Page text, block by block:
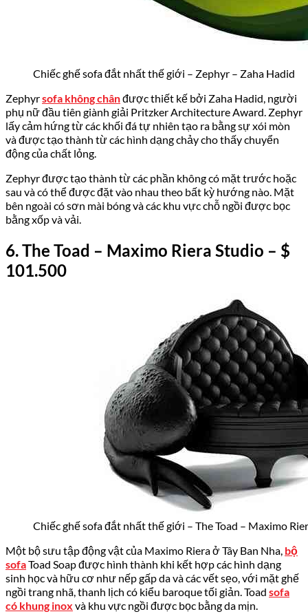
Chiếc ghế sofa đắt nhất thế giới – Zephyr – Zaha Hadid
Zephyrsofa không chânđược thiết kế bởi Zaha Hadid, người
phụ nữ đầu tiên giành giải Pritzker Architecture Award. Zephyr
lấy cảm hứng từ các khối đá tự nhiên tạo ra bằng sự xói mòn
và được tạo thành từ các hình dạng chảy cho thấy chuyển
động của chất lỏng.
Zephyr được tạo thành từ các phần không có mặt trước hoặc
sau và có thể được đặt vào nhau theo bất kỳ hướng nào. Mặt
bên ngoài có sơn mài bóng và các khu vực chỗ ngồi được bọc
bằng xốp và vải.
6. The Toad – Maximo Riera Studio – $
101.500
Chiếc ghế sofa đắt nhất thế giới – The Toad – Maximo
Một bộ sưu tập động vật của Maximo Riera ở Tây Ban Nha, bộ
sofaToad Soap được hình thành khi kết hợp các hình dạng
sinh học và hữu cơ như nếp gấp da và các vết sẹo, với mặt ghế
ngồi trang nhã, thanh lịch có kiểu baroque tối giản. Toad sofa
có khung inox và khu vực ngồi được bọc bằng da mịn.